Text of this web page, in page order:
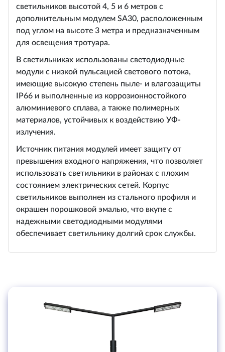
светильников высотой 4, 5 и 6 метров с
дополнительным модулем SA30, расположенным
под углом на высоте 3 метра и предназначенным
для освещения тротуара.
В светильниках использованы светодиодные
модули с низкой пульсацией светового потока,
имеющие высокую степень пыле- и влагозащиты
IP66 и выполненные из коррозионностойкого
алюминиевого сплава, а также полимерных
материалов, устойчивых к воздействию УФ-
излучения.
Источник питания модулей имеет защиту от
превышения входного напряжения, что позволяет
использовать светильники в районах с плохим
состоянием электрических сетей. Корпус
светильников выполнен из стального профиля и
окрашен порошковой эмалью, что вкупе с
надежными светодиодными модулями
обеспечивает светильнику долгий срок службы.